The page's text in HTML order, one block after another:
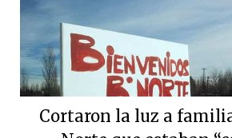
Cortaron la luz a